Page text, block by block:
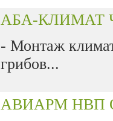
АБА-КЛИМАТ
- Монтаж
грибов...
АВИАРМ НВП